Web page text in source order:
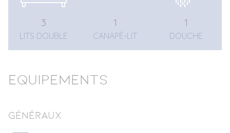
3
LITS DOUBLE
1
CANAPÉ-LIT
1
DOUCHE
Equipements
Généraux